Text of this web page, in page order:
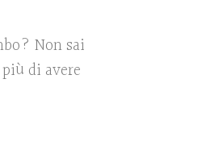
Non sai
di avere